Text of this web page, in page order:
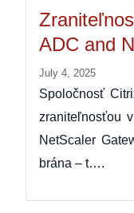
ADC and
July 4, 2025
Spoločnosť
zraniteľnosťou
NetScaler
brána – t….